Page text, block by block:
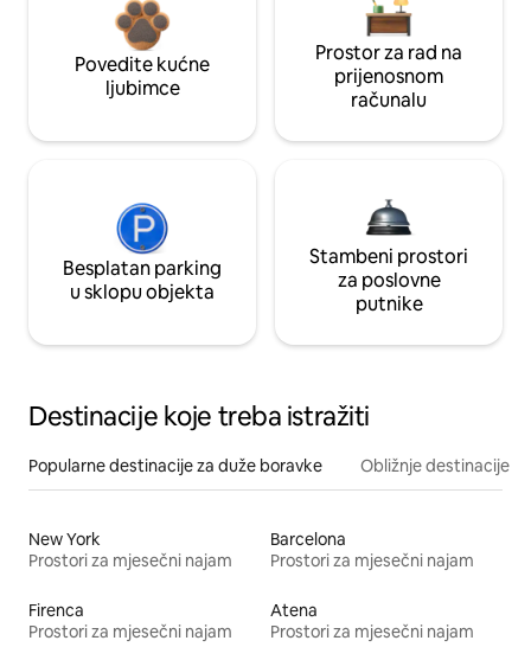
Povedite kućne
ljubimce
Prostor za rad na
prijenosnom
računalu
Besplatan parking
u sklopu objekta
Stambeni prostori
za poslovne
putnike
Destinacije koje treba istražiti
Popularne destinacije za duže boravke Obližnje destinacije
New York
Prostori za mjesečni najam
Barcelona
Prostori za mjesečni najam
Firenca
Prostori za mjesečni najam
Atena
Prostori za mjesečni najam